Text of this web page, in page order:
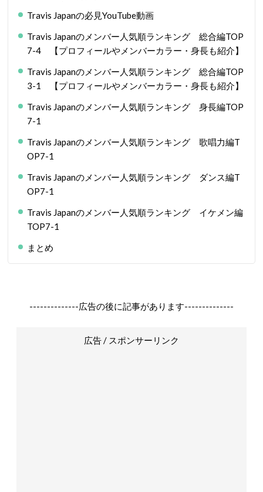
Travis Japanの必見YouTube動画
Travis Japanのメンバー人気順ランキング 総合編TOP
7-4 【プロフィールやメンバーカラー・身長も紹介】
Travis Japanのメンバー人気順ランキング 総合編TOP
3-1 【プロフィールやメンバーカラー・身長も紹介】
Travis Japanのメンバー人気順ランキング 身長編TOP
7-1
Travis Japanのメンバー人気順ランキング 歌唱力編T
OP7-1
Travis Japanのメンバー人気順ランキング ダンス編T
OP7-1
Travis Japanのメンバー人気順ランキング イケメン編
TOP7-1
まとめ
--------------広告の後に記事があります--------------
広告 / スポンサーリンク